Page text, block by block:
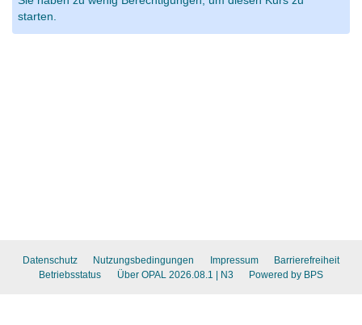
starten.
Datenschutz Nutzungsbedingungen Impressum
Barrierefreiheit
Betriebsstatus
Über OPAL 2026.08.1 | N3 Powered by BPS